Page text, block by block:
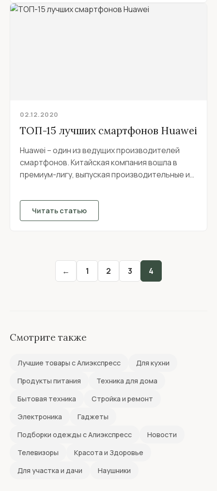
02.12.2020
ТОП-15 лучших смартфонов Huawei
Huawei – один из ведущих производителей
смартфонов. Китайская компания вошла в
премиум-лигу, выпуская производительные и
Читать статью
← 1 2 3 4
Смотрите также
Лучшие товары с Алиэкспресс
Для кухни
Продукты питания
Техника для дома
Бытовая техника
Стройка и ремонт
Электроника
Гаджеты
Подборки одежды с Алиэкспресс
Новости
Телевизоры
Красота и Здоровье
Для участка и дачи
Наушники